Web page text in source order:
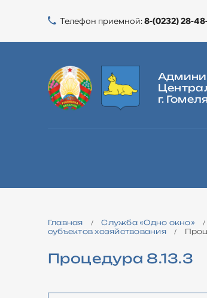
Телефон приемной:8-(0232) 28-
г. Гомеля
ЖИЛИЩНАЯ ПОЛИТИКА
Главная / Cлужба «Одно окно» /
субъектов хозяйствования
/
Процедура 8.13.3